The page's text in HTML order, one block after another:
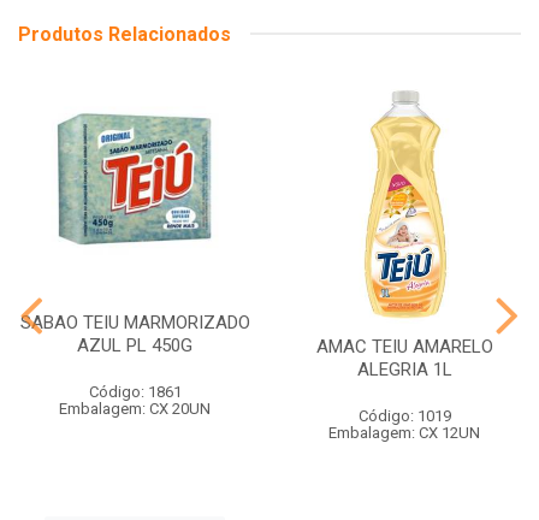
Produtos Relacionados
SABAO TEIU MARMORIZADO
AZUL PL 450G
Código: 1861
Embalagem: CX 20UN
AMAC TEIU AMARELO
ALEGRIA 1L
Código: 1019
Embalagem: CX 12UN